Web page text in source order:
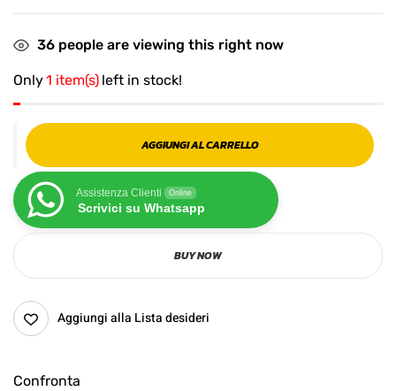
36 people are viewing this right now
Only1 item(s) left in stock!
AGGIUNGI AL CARRELLO
Assistenza Clienti Online
Scrivici su Whatsapp
BUY NOW
Aggiungi alla Lista desideri
Confronta